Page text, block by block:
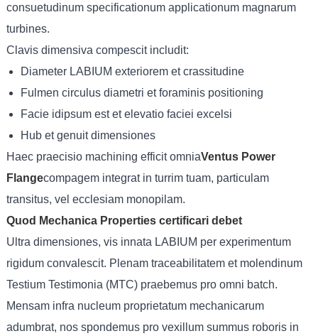
consuetudinum specificationum applicationum magnarum
turbines.
Clavis dimensiva compescit includit:
Diameter LABIUM exteriorem et crassitudine
Fulmen circulus diametri et foraminis positioning
Facie idipsum est et elevatio faciei excelsi
Hub et genuit dimensiones
Haec praecisio machining efficit omniaVentus Power
Flangecompagem integrat in turrim tuam, particulam
transitus, vel ecclesiam monopilam.
Quod Mechanica Properties certificari debet
Ultra dimensiones, vis innata LABIUM per experimentum
rigidum convalescit. Plenam traceabilitatem et molendinum
Testium Testimonia (MTC) praebemus pro omni batch.
Mensam infra nucleum proprietatum mechanicarum
adumbrat, nos spondemus pro vexillum summus roboris in